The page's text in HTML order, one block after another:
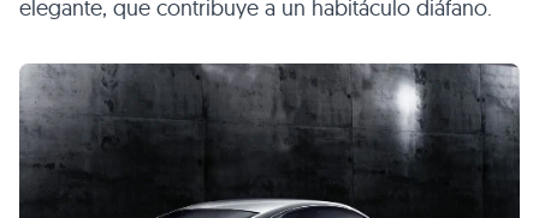
elegante, que contribuye a un habitáculo diáfano.